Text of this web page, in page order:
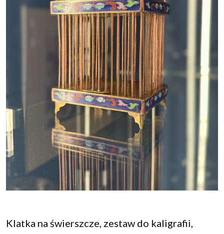
Klatka na świerszcze, zestaw do kaligrafii,